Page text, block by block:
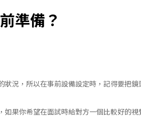
準備？
狀況，所以在事前設備設定時，記得要把
如果你希望在面試時給對方一個比較好的